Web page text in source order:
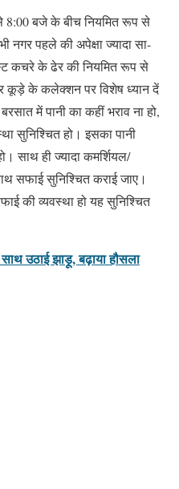
8:00 बजे के बीच नियमित रूप से
नगर पहले की अपेक्षा ज्यादा सा-
कचरे के ढेर की नियमित रूप से
कूड़े के कलेक्शन पर विशेष ध्यान दें
में पानी का कहीं भराव ना हो,
सुनिश्चित हो। इसका पानी
साथ ही ज्यादा कमर्शियल/
सफाई सुनिश्चित कराई जाए।
की व्यवस्था हो यह सुनिश्चित
उठाई झाड़ू, बढ़ाया हौसला